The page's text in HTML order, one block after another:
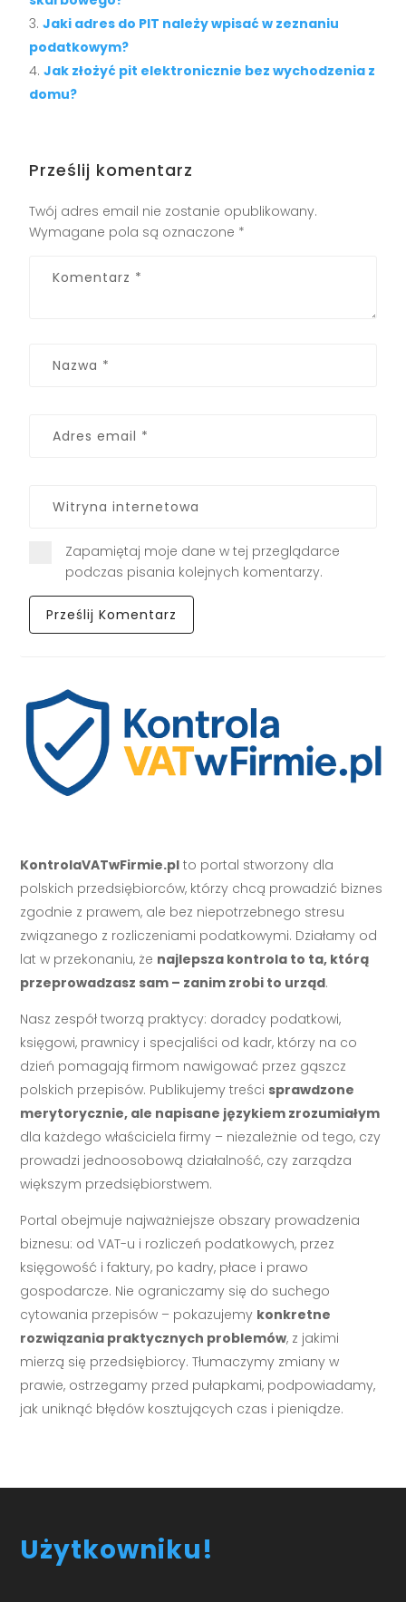
Jaki adres do PIT należy wpisać w zeznaniu
podatkowym?
Jak złożyć pit elektronicznie bez wychodzenia z
domu?
Prześlij komentarz
Twój adres email nie zostanie opublikowany.
Wymagane pola są oznaczone *
Zapamiętaj moje dane w tej przeglądarce
podczas pisania kolejnych komentarzy.
KontrolaVATwFirmie.pl to portal stworzony dla
polskich przedsiębiorców, którzy chcą prowadzić biznes
zgodnie z prawem, ale bez niepotrzebnego stresu
związanego z rozliczeniami podatkowymi. Działamy od
lat w przekonaniu, że najlepsza kontrola to ta, którą
przeprowadzasz sam – zanim zrobi to urząd.
Nasz zespół tworzą praktycy: doradcy podatkowi,
księgowi, prawnicy i specjaliści od kadr, którzy na co
dzień pomagają firmom nawigować przez gąszcz
polskich przepisów. Publikujemy treści sprawdzone
merytorycznie, ale napisane językiem zrozumiałym
dla każdego właściciela firmy – niezależnie od tego, czy
prowadzi jednoosobową działalność, czy zarządza
większym przedsiębiorstwem.
Portal obejmuje najważniejsze obszary prowadzenia
biznesu: od VAT-u i rozliczeń podatkowych, przez
księgowość i faktury, po kadry, płace i prawo
gospodarcze. Nie ograniczamy się do suchego
cytowania przepisów – pokazujemy konkretne
rozwiązania praktycznych problemów, z jakimi
mierzą się przedsiębiorcy. Tłumaczymy zmiany w
prawie, ostrzegamy przed pułapkami, podpowiadamy,
jak uniknąć błędów kosztujących czas i pieniądze.
Użytkowniku!